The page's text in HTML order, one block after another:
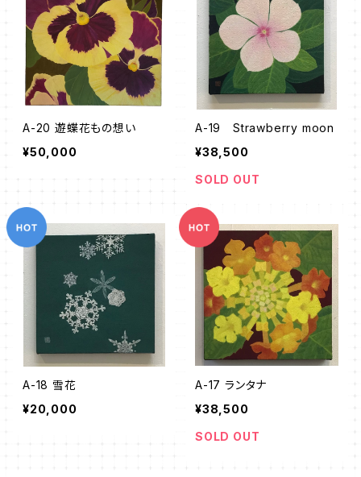
A-20 遊蝶花もの想い
¥50,000
A-19 Strawberry moon
¥38,500
SOLD OUT
A-18 雪花
¥20,000
A-17 ランタナ
¥38,500
SOLD OUT